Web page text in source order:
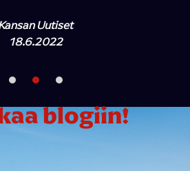
Uutiset
18.6.2022
blogiin!